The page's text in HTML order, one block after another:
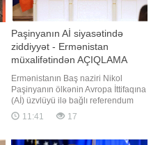
Paşinyanın Aİ siyasətində
ziddiyyət - Ermənistan
müxalifətindən AÇIQLAMA
Ermənistanın Baş naziri Nikol
Paşinyanın ölkənin Avropa İttifaqına
(Aİ) üzvlüyü ilə bağlı referendum
barədə açıqlamaları onun Avropa
İttifaqına qoşulmaq niyyəti ilə bağlı
11:41 17